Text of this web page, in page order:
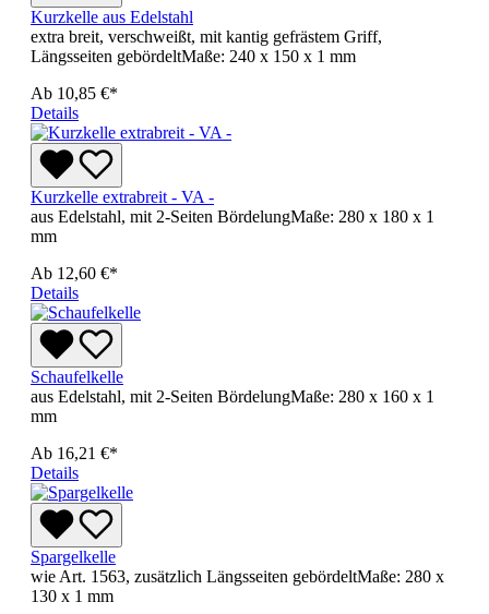
Kurzkelle aus Edelstahl
extra breit, verschweißt, mit kantig gefrästem Griff,
Längsseiten gebördeltMaße: 240 x 150 x 1 mm
Ab 10,85 €*
Details
Kurzkelle extrabreit - VA -
aus Edelstahl, mit 2-Seiten BördelungMaße: 280 x 180 x 1
mm
Ab 12,60 €*
Details
Schaufelkelle
aus Edelstahl, mit 2-Seiten BördelungMaße: 280 x 160 x 1
mm
Ab 16,21 €*
Details
Spargelkelle
wie Art. 1563, zusätzlich Längsseiten gebördeltMaße: 280 x
130 x 1 mm